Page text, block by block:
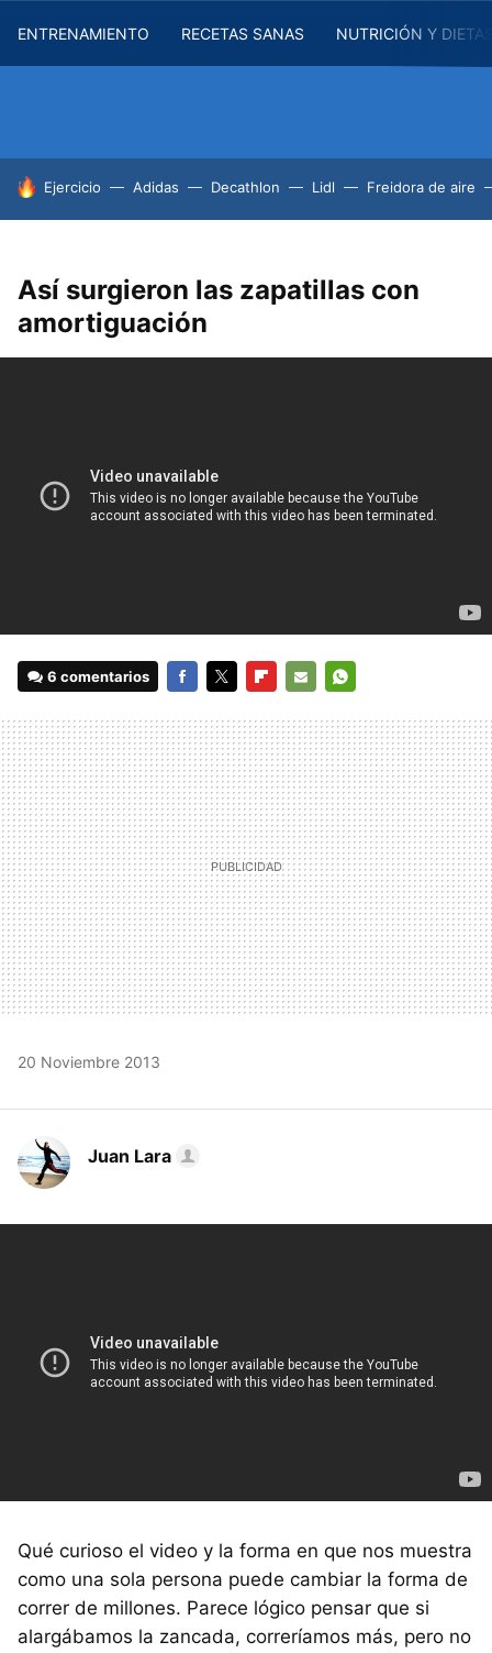
ENTRENAMIENTO RECETAS SANAS NUTRICIÓN Y
HOY SE HABLA DE
Ejercicio Adidas Decathlon Lidl Freidora de aire
Así surgieron las zapatillas con
amortiguación
6 comentarios
MAIL
20 Noviembre 2013
Juan Lara
Qué curioso el video y la forma en que nos muestra
como una sola persona puede cambiar la forma de
correr de millones. Parece lógico pensar que si
alargábamos la zancada, correríamos más, pero no